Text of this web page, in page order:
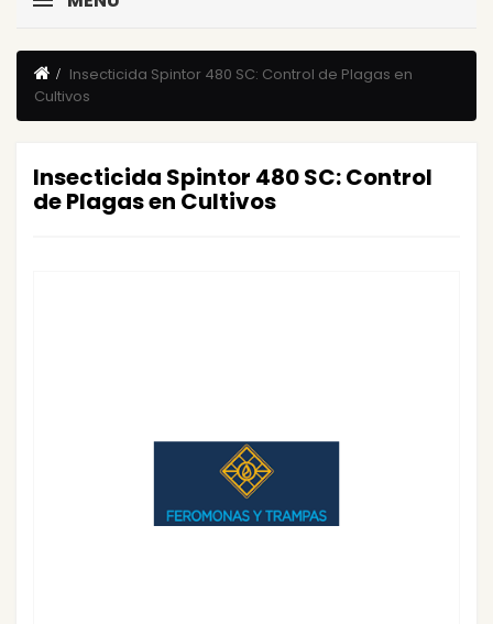
Insecticida Spintor 480 SC: Control de Plagas en
Cultivos
Insecticida Spintor 480 SC: Control
de Plagas en Cultivos